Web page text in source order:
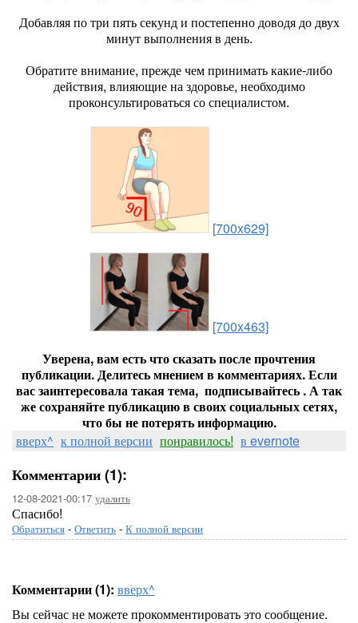
Добавляя по три пять секунд и постепенно доводя до двух
минут выполнения в день.
Обратите внимание, прежде чем принимать какие-либо
действия, влияющие на здоровье, необходимо
проконсультироваться со специалистом.
[700x629]
[700x463]
Уверена, вам есть что сказать после прочтения
публикации. Делитесь мнением в комментариях. Если
вас заинтересовала такая тема, подписывайтесь . А так
же сохраняйте публикацию в своих социальных сетях,
что бы не потерять информацию.
вверх^ к полной версии понравилось! в evernote
Комментарии (1):
12-08-2021-00:17 удалить
Спасибо!
Обратиться - Ответить - К полной версии
Комментарии (1): вверх^
Вы сейчас не можете прокомментировать это сообщение.